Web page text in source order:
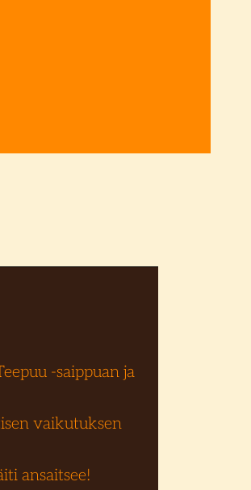
-saippuan ja
vaikutuksen
ansaitsee!